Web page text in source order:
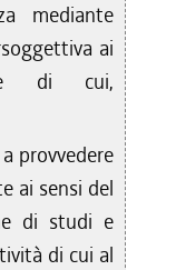
mediante
ai
di cui,
provvedere
ai sensi del
di studi e
di cui al